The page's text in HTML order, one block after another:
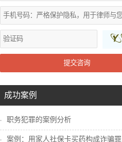
提交咨询
成功案例
职务犯罪的案例分析
案例：用家人社保卡买药构成诈骗罪